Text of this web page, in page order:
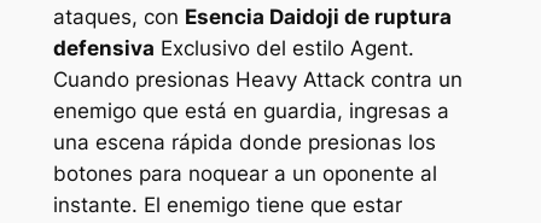
ataques, con Esencia Daidoji de ruptura
defensiva Exclusivo del estilo Agent.
Cuando presionas Heavy Attack contra un
enemigo que está en guardia, ingresas a
una escena rápida donde presionas los
botones para noquear a un oponente al
instante. El enemigo tiene que estar